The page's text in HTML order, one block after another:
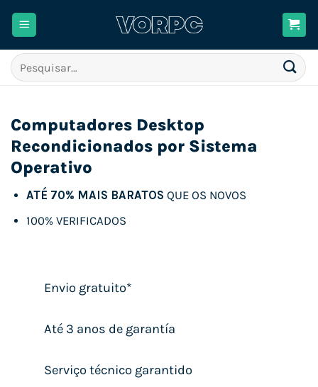
Pesquisar
por:
Computadores Desktop
Recondicionados por Sistema
Operativo
ATÉ 70% MAIS BARATOS QUE OS NOVOS
100% VERIFICADOS
Envio gratuito*
Até 3 anos de garantía
Serviço técnico garantido